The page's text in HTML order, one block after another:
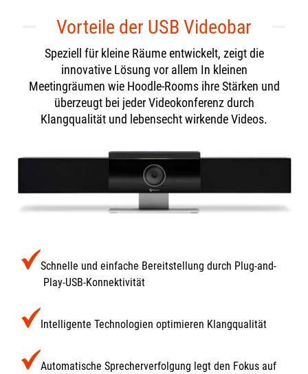
Vorteile der USB Videobar
Speziell für kleine Räume entwickelt, zeigt die
innovative Lösung vor allem In kleinen
Meetingräumen wie Hoodle-Rooms ihre Stärken und
überzeugt bei jeder Videokonferenz durch
Klangqualität und lebensecht wirkende Videos.
Schnelle und einfache Bereitstellung durch Plug-and-
Play-USB-Konnektivität
Intelligente Technologien optimieren Klangqualität
Automatische Sprecherverfolgung legt den Fokus auf